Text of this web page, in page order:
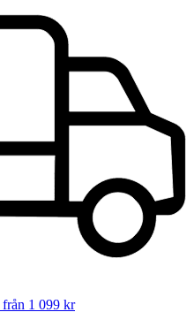
från 1 099 kr